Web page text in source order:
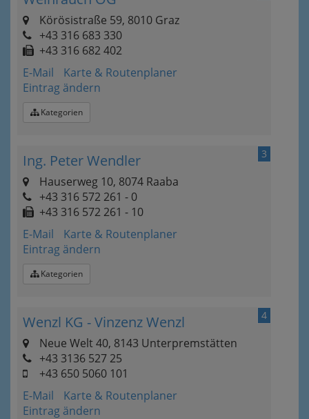
Körösistraße 59, 8010 Graz
+43 316 683 330
+43 316 682 402
E-Mail
Karte & Routenplaner
Eintrag ändern
Kategorien
3
Ing. Peter Wendler
Hauserweg 10, 8074 Raaba
+43 316 572 261 - 0
+43 316 572 261 - 10
E-Mail
Karte & Routenplaner
Eintrag ändern
Kategorien
4
Wenzl KG - Vinzenz Wenzl
Neue Welt 40, 8143 Unterpremstätten
+43 3136 527 25
+43 650 5060 101
E-Mail
Karte & Routenplaner
Eintrag ändern